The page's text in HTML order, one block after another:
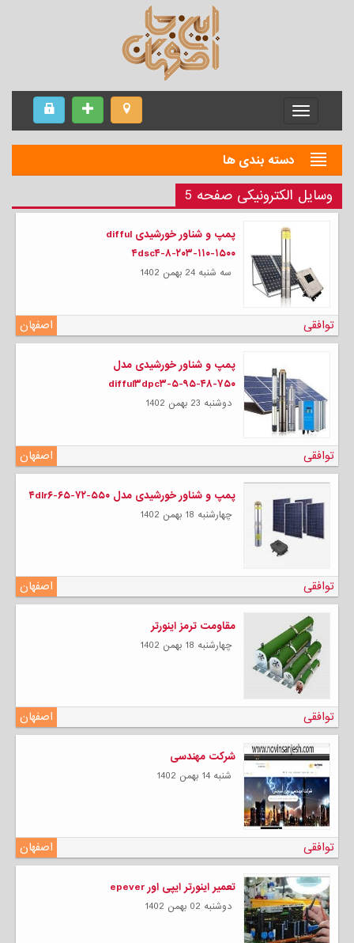
Menu
دسته بندی ها
وسایل الکترونیکی صفحه 5
پمپ و شناور خورشیدی difful
۴dsc۴-۸-۲۰۳-۱۱۰-۱۵۰۰
سه شنبه 24 بهمن 1402
اصفهان توافقی
پمپ و شناور خورشیدی مدل
difful۳dpc۳-۵-۹۵-۴۸-۷۵۰
دوشنبه 23 بهمن 1402
اصفهان توافقی
پمپ و شناور خورشیدی مدل ۴dlr۶-۶۵-۷۲-۵۵۰
چهارشنبه 18 بهمن 1402
اصفهان توافقی
مقاومت ترمز اینورتر
چهارشنبه 18 بهمن 1402
اصفهان توافقی
شرکت مهندسی
شنبه 14 بهمن 1402
اصفهان توافقی
تعمیر اینورتر ایپی اور epever
دوشنبه 02 بهمن 1402